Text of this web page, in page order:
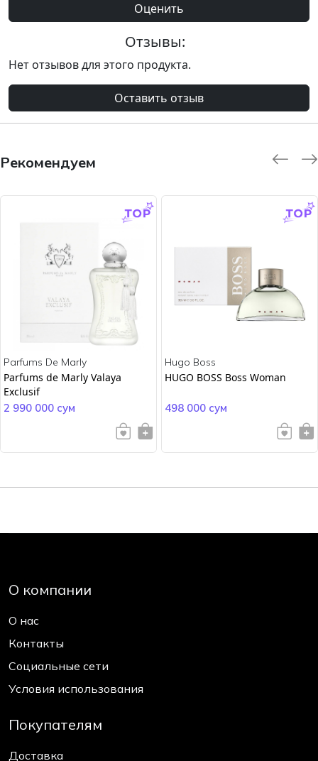
Оценить
Отзывы:
Нет отзывов для этого продукта.
Оставить отзыв
Рекомендуем
Parfums De Marly
Parfums de Marly Valaya
Exclusif
2 990 000 сум
Hugo Boss
HUGO BOSS Boss Woman
498 000 сум
О компании
О нас
Контакты
Социальные сети
Условия использования
Покупателям
Доставка